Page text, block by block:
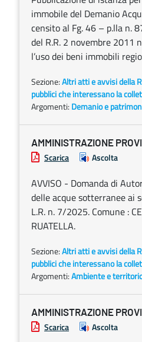
immobile del Demanio
censito al Fg. 46 – p.lla n.
del R.R. 2 novembre 2011
l’uso dei beni immobili
Sezione:Altri atti e avvisi della
pubblici che interessano la
Argomenti: Demanio e
AMMINISTRAZIONE
Scarica Ascolta
AVVISO - Domanda di
delle acque sotterranee ai
L.R. n. 7/2025. Comune :
RUATELLA.
Sezione:Altri atti e avvisi della
pubblici che interessano la
Argomenti:Ambiente e
AMMINISTRAZIONE
Scarica Ascolta